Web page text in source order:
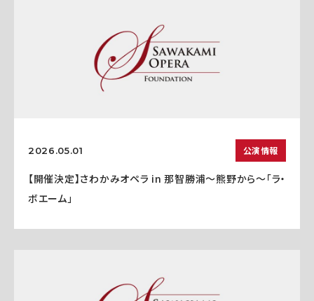
2026.05.01 公演情報
【開催決定】さわかみオペラ in 那智勝浦〜熊野から〜「ラ・
ボエーム」